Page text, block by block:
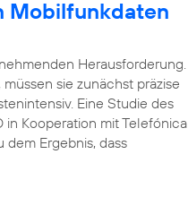
Mobilfunkdaten
Herausforderung.
sie zunächst präzise
Eine Studie des
Kooperation mit Telefónica
dem Ergebnis, dass